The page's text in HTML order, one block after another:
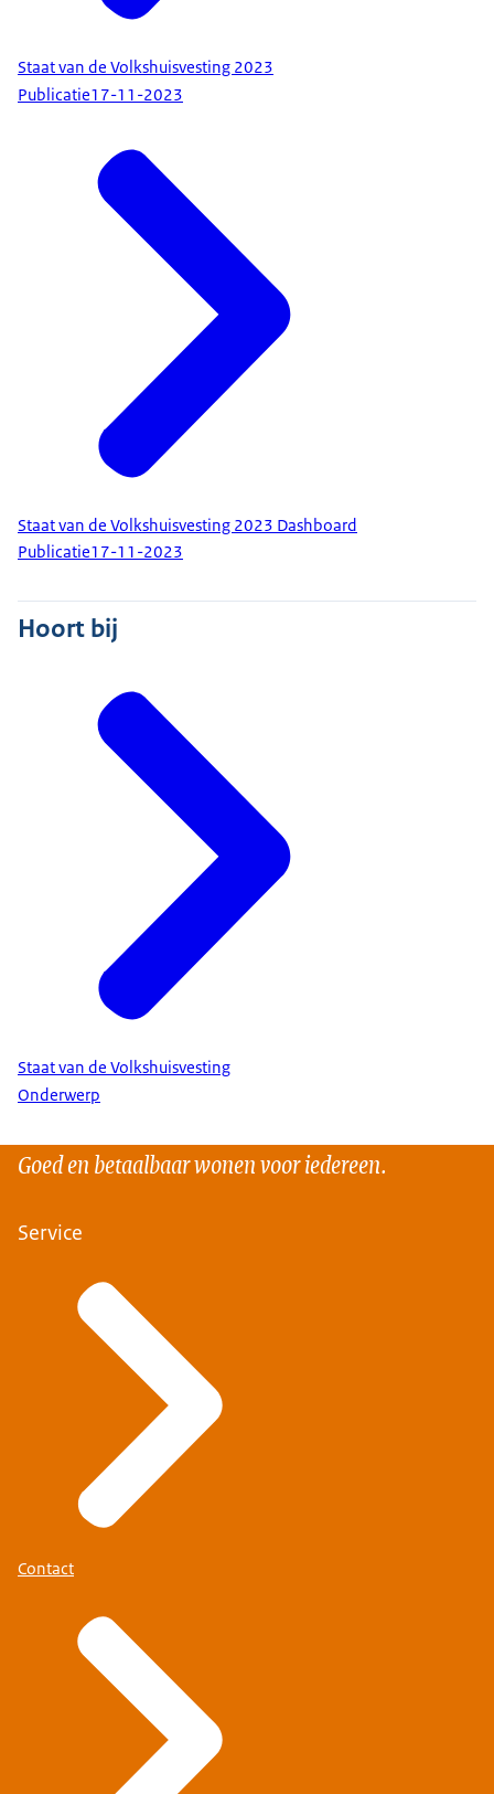
Staat van de Volkshuisvesting 2023
Publicatie17-11-2023
Staat van de Volkshuisvesting 2023 Dashboard
Publicatie17-11-2023
Hoort bij
Staat van de Volkshuisvesting
Onderwerp
Goed en betaalbaar wonen voor iedereen.
Service
Contact